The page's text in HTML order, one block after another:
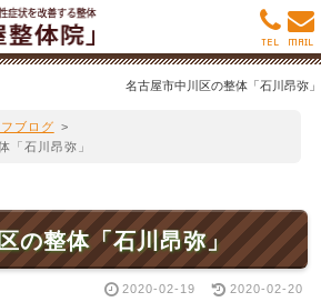
名古屋市中川区の整体「石川昂弥」
ブログ >
「石川昂弥」
の整体「石川昂弥」
2020-02-19 2020-02-20
MAIL
TEL